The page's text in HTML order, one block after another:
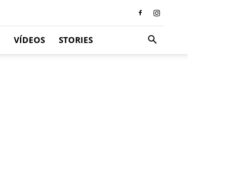
VÍDEOS STORIES